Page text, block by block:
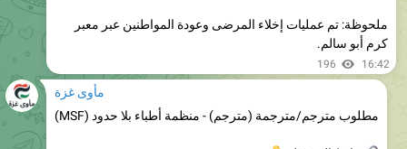
196 16:42
مطلوب مترجم/مترجمة (مترجم) - منظمة أطباء بلا حدود (MSF)
رابط التسجيل